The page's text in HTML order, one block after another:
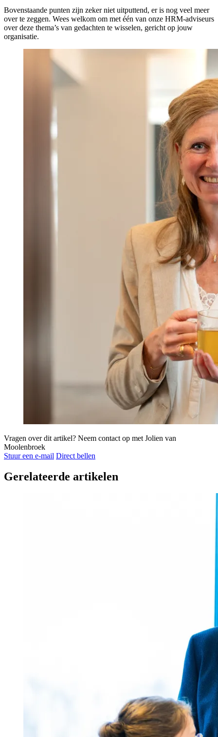
Bovenstaande punten zijn zeker niet uitputtend, er is nog veel meer
over te zeggen. Wees welkom om met één van onze HRM-adviseurs
over deze thema’s van gedachten te wisselen, gericht op jouw
organisatie.
Vragen over dit artikel? Neem contact op met Jolien van
Moolenbroek
Stuur een e-mail Direct bellen
Gerelateerde artikelen